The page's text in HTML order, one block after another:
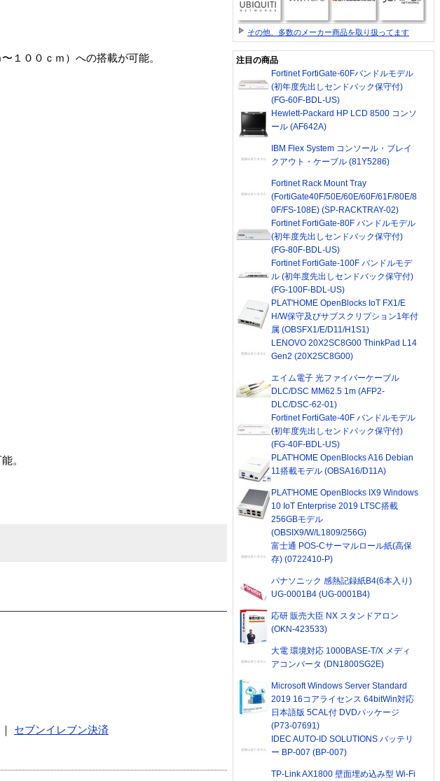
１００ｃｍ）への搭載が可能。
。
セブンイレブン決済
その他、多数のメーカー商品を取り扱ってます
注目の商品
Fortinet FortiGate-60Fバンドルモデル
(初年度先出しセンドバック保守付)
(FG-60F-BDL-US)
Hewlett-Packard HP LCD 8500 コンソ
ール (AF642A)
IBM Flex System コンソール・ブレイ
クアウト・ケーブル (81Y5286)
Fortinet Rack Mount Tray
(FortiGate40F/50E/60E/60F/61F/80E/8
0F/FS-108E) (SP-RACKTRAY-02)
Fortinet FortiGate-80F バンドルモデル
(初年度先出しセンドバック保守付)
(FG-80F-BDL-US)
Fortinet FortiGate-100F バンドルモデ
ル (初年度先出しセンドバック保守付)
(FG-100F-BDL-US)
PLAT'HOME OpenBlocks IoT FX1/E
H/W保守及びサブスクリプション1年付
属 (OBSFX1/E/D11/H1S1)
LENOVO 20X2SC8G00 ThinkPad L14
Gen2 (20X2SC8G00)
エイム電子 光ファイバーケーブル
DLC/DSC MM62.5 1m (AFP2-
DLC/DSC-62-01)
Fortinet FortiGate-40F バンドルモデル
(初年度先出しセンドバック保守付)
(FG-40F-BDL-US)
PLAT'HOME OpenBlocks A16 Debian
11搭載モデル (OBSA16/D11A)
PLAT'HOME OpenBlocks IX9 Windows
10 IoT Enterprise 2019 LTSC搭載
256GBモデル
(OBSIX9/W/L1809/256G)
富士通 POS-Cサーマルロール紙(高保
存) (0722410-P)
パナソニック 感熱記録紙B4(6本入り)
UG-0001B4 (UG-0001B4)
応研 販売大臣 NX スタンドアロン
(OKN-423533)
大電 環境対応 1000BASE-T/X メディ
アコンバータ (DN1800SG2E)
Microsoft Windows Server Standard
2019 16コアライセンス 64bitWin対応
日本語版 5CAL付 DVDパッケージ
(P73-07691)
IDEC AUTO-ID SOLUTIONS バッテリ
ー BP-007 (BP-007)
TP-Link AX1800 壁面埋め込み型 Wi-Fi